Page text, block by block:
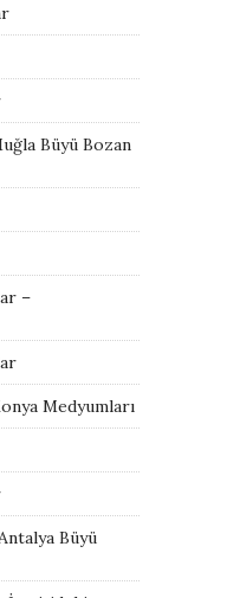
Büyü Bozan
–
Medyumları
Büyü